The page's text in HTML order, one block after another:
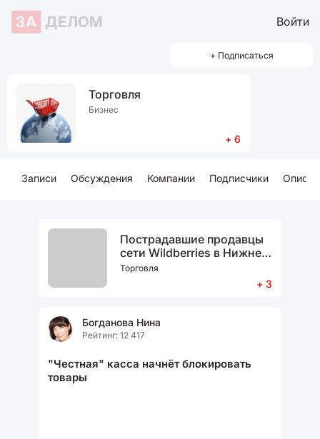
ЗА ДЕЛОМ Войти
+ Подписаться
Торговля
Бизнес
+ 6
Записи Обсуждения Компании Подписчики
Пострадавшие продавцы
сети Wildberries в Нижнем
Новгороде
Торговля
+ 3
Богданова Нина
Рейтинг: 12 417
"Честная" касса начнёт блокировать
товары